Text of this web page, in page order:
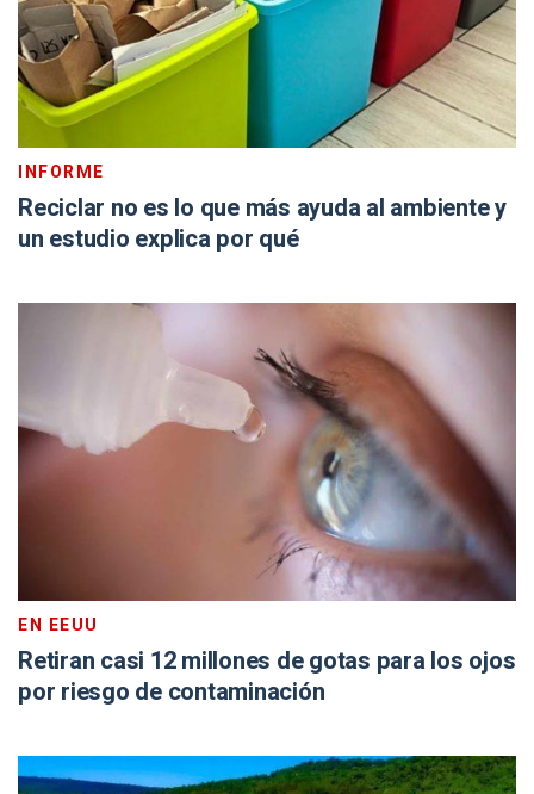
INFORME
Reciclar no es lo que más ayuda al ambiente y
un estudio explica por qué
EN EEUU
Retiran casi 12 millones de gotas para los ojos
por riesgo de contaminación